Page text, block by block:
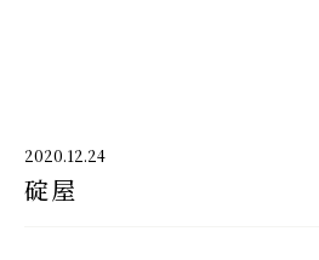
2020.12.24
碇屋